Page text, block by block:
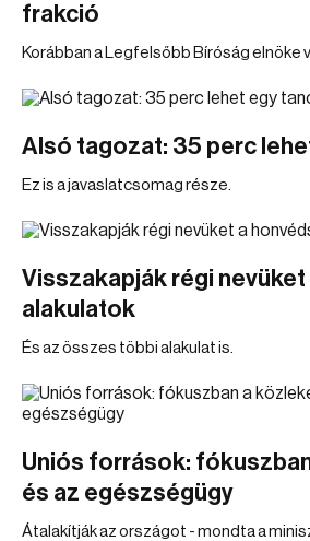
frakció
Korábban a Legfelsőbb Bíróság elnöke
Alsó tagozat: 35 perc
Ez is a javaslatcsomag része.
Visszakapják régi
alakulatok
És az összes többi alakulat is.
Uniós források:
és az egészségügy
Átalakítják az országot - mondta a